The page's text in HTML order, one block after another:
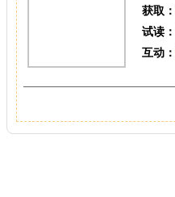
获取：
试读：
互动：